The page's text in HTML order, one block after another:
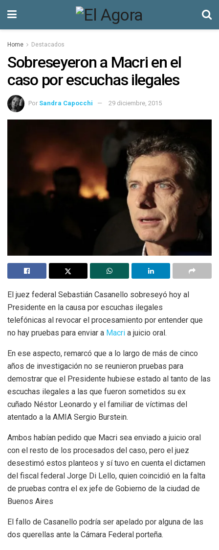
Home Destacados
Sobreseyeron a Macri en el
caso por escuchas ilegales
Por Sandra Capocchi 29 diciembre, 2015
El juez federal Sebastián Casanello sobreseyó hoy al
Presidente en la causa por escuchas ilegales
telefónicas al revocar el procesamiento por entender que
no hay pruebas para enviar a Macri a juicio oral.
En ese aspecto, remarcó que a lo largo de más de cinco
años de investigación no se reunieron pruebas para
demostrar que el Presidente hubiese estado al tanto de las
escuchas ilegales a las que fueron sometidos su ex
cuñado Néstor Leonardo y el familiar de víctimas del
atentado a la AMIA Sergio Burstein.
Ambos habían pedido que Macri sea enviado a juicio oral
con el resto de los procesados del caso, pero el juez
desestimó estos planteos y sí tuvo en cuenta el dictamen
del fiscal federal Jorge Di Lello, quien coincidió en la falta
de pruebas contra el ex jefe de Gobierno de la ciudad de
Buenos Aires
El fallo de Casanello podría ser apelado por alguna de las
dos querellas ante la Cámara Federal porteña.